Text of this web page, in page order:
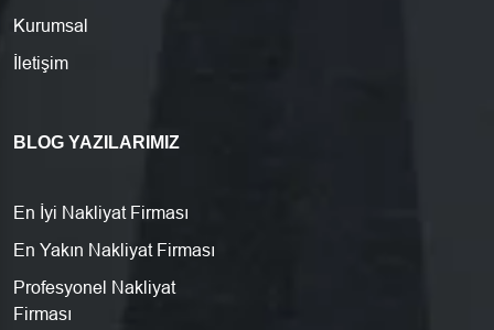
Kurumsal
İletişim
BLOG YAZILARIMIZ
En İyi Nakliyat Firması
En Yakın Nakliyat Firması
Profesyonel Nakliyat
Firması